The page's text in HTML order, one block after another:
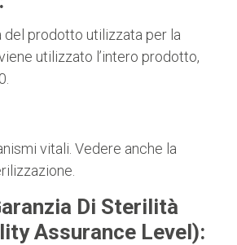
del prodotto utilizzata per la
utilizzato l’intero prodotto,
vitali. Vedere anche la
Di Sterilità
Assurance Level):